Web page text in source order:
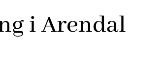
i Arendal